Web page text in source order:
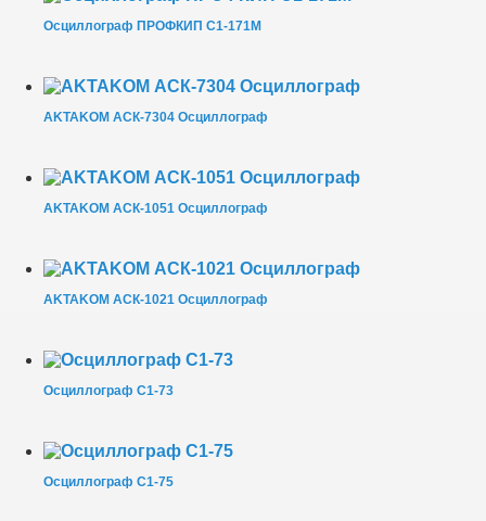
Осциллограф ПРОФКИП С1-171М
AKTAKOM АСК-7304 Осциллограф
AKTAKOM АСК-1051 Осциллограф
AKTAKOM АСК-1021 Осциллограф
Осциллограф С1-73
Осциллограф С1-75